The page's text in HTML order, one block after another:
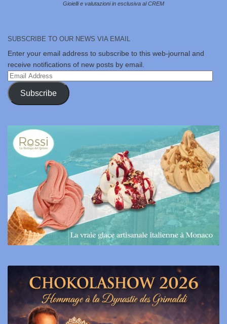
Gioielli e valutazioni in esclusiva al CREM
SUBSCRIBE TO OUR NEWS VIA EMAIL
Enter your email address to subscribe to this web-journal and
receive notifications of new posts by email.
Email
Address
Subscribe